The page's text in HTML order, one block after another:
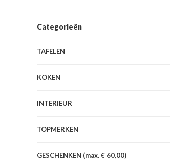
Categorieën
TAFELEN
KOKEN
INTERIEUR
TOPMERKEN
GESCHENKEN (max. € 60,00)